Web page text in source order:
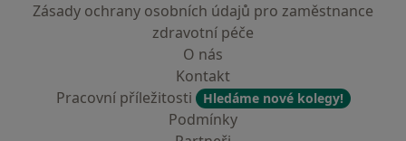
Zásady ochrany osobních údajů pro zaměstnance
zdravotní péče
O nás
Kontakt
Pracovní příležitosti
Hledáme nové kolegy!
Podmínky